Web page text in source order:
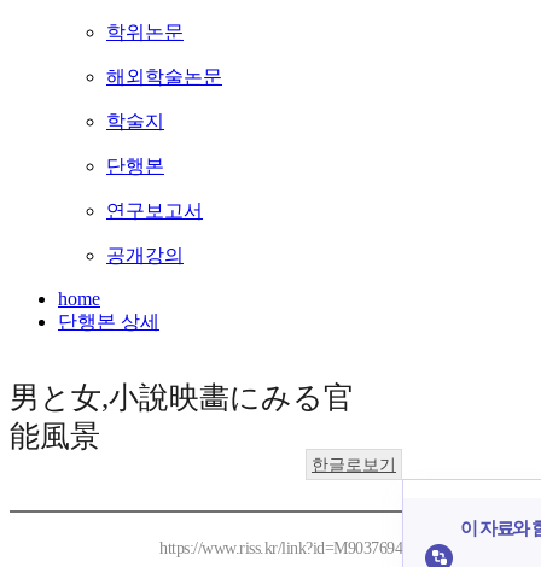
학위논문
해외학술논문
학술지
단행본
연구보고서
공개강의
home
단행본 상세
男と女,小說映畵にみる官
能風景
한글로보기
https://www.riss.kr/link?id=M9037694
이 자료와